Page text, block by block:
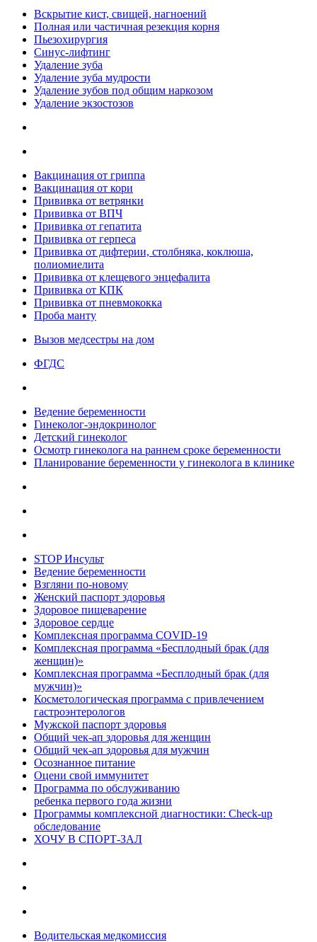
Вскрытие кист, свищей, нагноений
Полная или частичная резекция корня
Пьезохирургия
Синус-лифтинг
Удаление зуба
Удаление зуба мудрости
Удаление зубов под общим наркозом
Удаление экзостозов
Вакцинация от гриппа
Вакцинация от кори
Прививка от ветрянки
Прививка от ВПЧ
Прививка от гепатита
Прививка от герпеса
Прививка от дифтерии, столбняка, коклюша,
полиомиелита
Прививка от клещевого энцефалита
Прививка от КПК
Прививка от пневмококка
Проба манту
Вызов медсестры на дом
ФГДС
Ведение беременности
Гинеколог-эндокринолог
Детский гинеколог
Осмотр гинеколога на раннем сроке беременности
Планирование беременности у гинеколога в клинике
STOP Инсульт
Ведение беременности
Взгляни по-новому
Женский паспорт здоровья
Здоровое пищеварение
Здоровое сердце
Комплексная программа COVID-19
Комплексная программа «Бесплодный брак (для
женщин)»
Комплексная программа «Бесплодный брак (для
мужчин)»
Косметологическая программа с привлечением
гастроэнтерологов
Мужской паспорт здоровья
Общий чек-ап здоровья для женщин
Общий чек-ап здоровья для мужчин
Осознанное питание
Оцени свой иммунитет
Программа по обслуживанию
ребенка первого года жизни
Программы комплексной диагностики: Check-up
обследование
ХОЧУ В CПОРТ-ЗАЛ
Водительская медкомиссия